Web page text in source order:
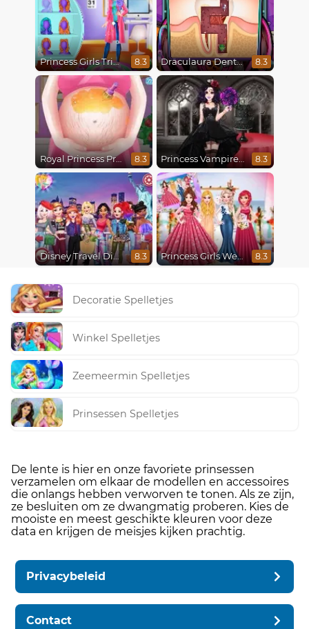
Princess Girls Trip To Aspen 8.3 Draculaura Dentist 8.3
Royal Princess Pregnant 8.3 Princess Vampire Wedding Makeover 8.3
Disney Travel Diaries: City Break 8.3 Princess Girls Wedding Trip 8.3
Decoratie Spelletjes
Winkel Spelletjes
Zeemeermin Spelletjes
Prinsessen Spelletjes
De lente is hier en onze favoriete prinsessen
verzamelen om elkaar de modellen en accessoires
die onlangs hebben verworven te tonen. Als ze zijn,
ze besluiten om ze dwangmatig proberen. Kies de
mooiste en meest geschikte kleuren voor deze
data en krijgen de meisjes kijken prachtig.
Privacybeleid
Contact